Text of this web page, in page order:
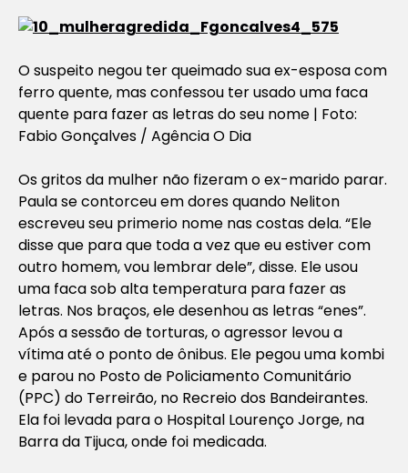
O suspeito negou ter queimado sua ex-esposa com
ferro quente, mas confessou ter usado uma faca
quente para fazer as letras do seu nome | Foto:
Fabio Gonçalves / Agência O Dia
Os gritos da mulher não fizeram o ex-marido parar.
Paula se contorceu em dores quando Neliton
escreveu seu primerio nome nas costas dela. “Ele
disse que para que toda a vez que eu estiver com
outro homem, vou lembrar dele”, disse. Ele usou
uma faca sob alta temperatura para fazer as
letras. Nos braços, ele desenhou as letras “enes”.
Após a sessão de torturas, o agressor levou a
vítima até o ponto de ônibus. Ele pegou uma kombi
e parou no Posto de Policiamento Comunitário
(PPC) do Terreirão, no Recreio dos Bandeirantes.
Ela foi levada para o Hospital Lourenço Jorge, na
Barra da Tijuca, onde foi medicada.